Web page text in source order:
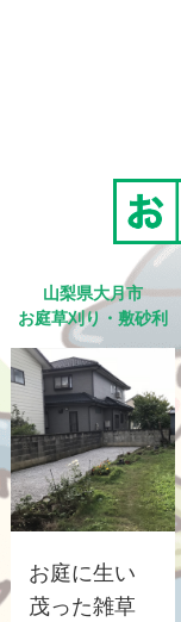
山梨県大月市
お庭草刈り・敷砂利
お庭に生い
茂った雑草